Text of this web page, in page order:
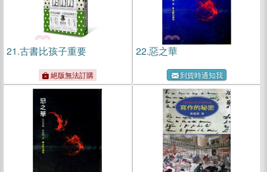
21.古書比孩子重要
絕版無法訂購
22.惡之華
到貨時通知我